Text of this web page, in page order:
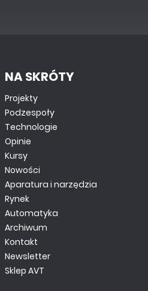
NA SKRÓTY
Projekty
Podzespoły
Technologie
Opinie
Kursy
Nowości
Aparatura i narzędzia
Rynek
Automatyka
Archiwum
Kontakt
Newsletter
Sklep AVT